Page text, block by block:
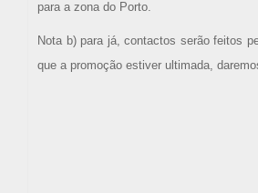
para a zona do Porto.
Nota b) para já, contactos serão feitos
que a promoção estiver ultimada,